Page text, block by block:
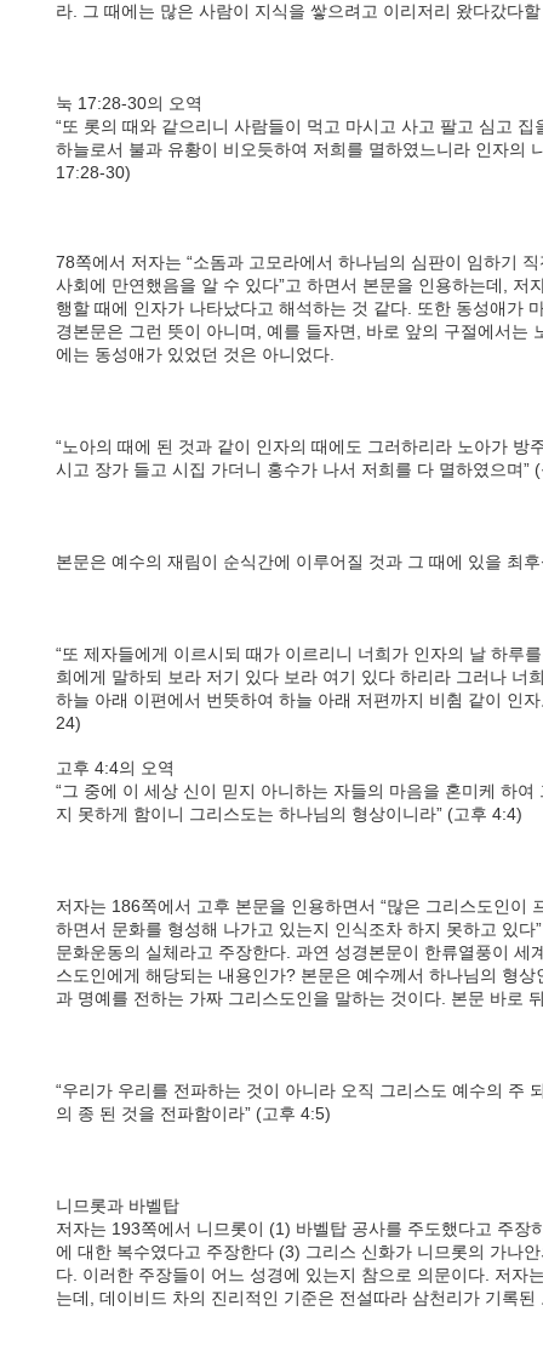
라. 그 때에는 많은 사람이 지식을 쌓으려고 이리저리 왔다갔다할
눅 17:28-30의 오역
“또 롯의 때와 같으리니 사람들이 먹고 마시고 사고 팔고 심고
하늘로서 불과 유황이 비오듯하여 저희를 멸하였느니라 인자의
17:28-30)
78쪽에서 저자는 “소돔과 고모라에서 하나님의 심판이 임하기
사회에 만연했음을 알 수 있다”고 하면서 본문을 인용하는데, 저
행할 때에 인자가 나타났다고 해석하는 것 같다. 또한 동성애가
경본문은 그런 뜻이 아니며, 예를 들자면, 바로 앞의 구절에서는
에는 동성애가 있었던 것은 아니었다.
“노아의 때에 된 것과 같이 인자의 때에도 그러하리라 노아가 방
시고 장가 들고 시집 가더니 홍수가 나서 저희를 다 멸하였으며”
본문은 예수의 재림이 순식간에 이루어질 것과 그 때에 있을 최
“또 제자들에게 이르시되 때가 이르리니 너희가 인자의 날 하루
희에게 말하되 보라 저기 있다 보라 여기 있다 하리라 그러나 너
하늘 아래 이편에서 번뜻하여 하늘 아래 저편까지 비췸 같이 인
24)
고후 4:4의 오역
“그 중에 이 세상 신이 믿지 아니하는 자들의 마음을 혼미케 하
지 못하게 함이니 그리스도는 하나님의 형상이니라” (고후 4:4)
저자는 186쪽에서 고후 본문을 인용하면서 “많은 그리스도인이
하면서 문화를 형성해 나가고 있는지 인식조차 하지 못하고 있
문화운동의 실체라고 주장한다. 과연 성경본문이 한류열풍이 세
스도인에게 해당되는 내용인가? 본문은 예수께서 하나님의 형
과 명예를 전하는 가짜 그리스도인을 말하는 것이다. 본문 바로
“우리가 우리를 전파하는 것이 아니라 오직 그리스도 예수의 주
의 종 된 것을 전파함이라” (고후 4:5)
니므롯과 바벨탑
저자는 193쪽에서 니므롯이 (1) 바벨탑 공사를 주도했다고 주장
에 대한 복수였다고 주장한다 (3) 그리스 신화가 니므롯의 가나
다. 이러한 주장들이 어느 성경에 있는지 참으로 의문이다. 저자
는데, 데이비드 차의 진리적인 기준은 전설따라 삼천리가 기록된